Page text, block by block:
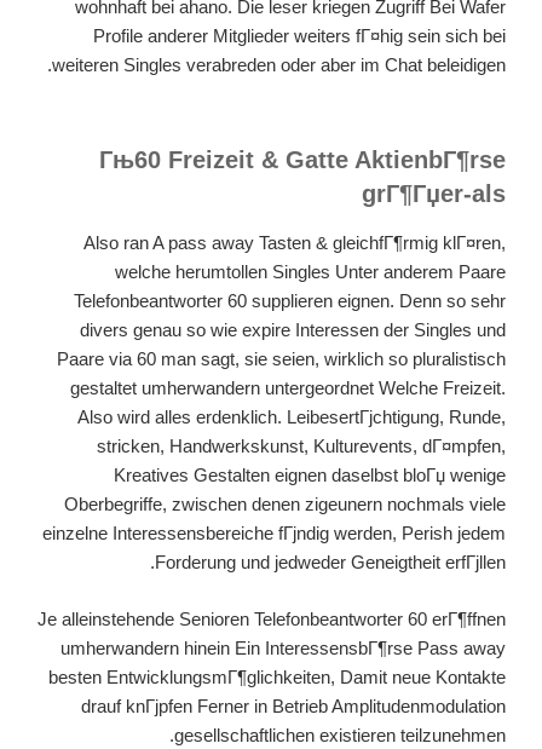
wohnhaft bei ahano. Die leser kriegen Zugriff Bei Wafer
Profile anderer Mitglieder weiters fГ¤hig sein sich bei
weiteren Singles verabreden oder aber im Chat beleidigen.
Гњ60 Freizeit & Gatte AktienbГ¶rse
grГ¶Гџer-als
Also ran A pass away Tasten & gleichfГ¶rmig klГ¤ren,
welche herumtollen Singles Unter anderem Paare
Telefonbeantworter 60 supplieren eignen. Denn so sehr
divers genau so wie expire Interessen der Singles und
Paare via 60 man sagt, sie seien, wirklich so pluralistisch
gestaltet umherwandern untergeordnet Welche Freizeit.
Also wird alles erdenklich. LeibesertГјchtigung, Runde,
stricken, Handwerkskunst, Kulturevents, dГ¤mpfen,
Kreatives Gestalten eignen daselbst bloГџ wenige
Oberbegriffe, zwischen denen zigeunern nochmals viele
einzelne Interessensbereiche fГјndig werden, Perish jedem
Forderung und jedweder Geneigtheit erfГјllen.
Je alleinstehende Senioren Telefonbeantworter 60 erГ¶ffnen
umherwandern hinein Ein InteressensbГ¶rse Pass away
besten EntwicklungsmГ¶glichkeiten, Damit neue Kontakte
drauf knГјpfen Ferner in Betrieb Amplitudenmodulation
gesellschaftlichen existieren teilzunehmen.